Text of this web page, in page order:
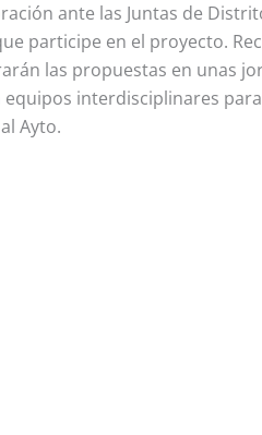
ante las Juntas de
participe en el proyecto.
las propuestas en unas
interdisciplinares
Ayto.